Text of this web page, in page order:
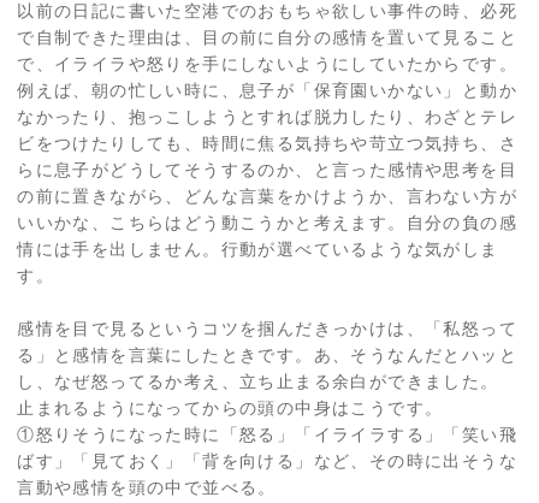
以前の日記に書いた空港でのおもちゃ欲しい事件の時、必死
で自制できた理由は、目の前に自分の感情を置いて見ること
で、イライラや怒りを手にしないようにしていたからです。
例えば、朝の忙しい時に、息子が「保育園いかない」と動か
なかったり、抱っこしようとすれば脱力したり、わざとテレ
ビをつけたりしても、時間に焦る気持ちや苛立つ気持ち、さ
らに息子がどうしてそうするのか、と言った感情や思考を目
の前に置きながら、どんな言葉をかけようか、言わない方が
いいかな、こちらはどう動こうかと考えます。自分の負の感
情には手を出しません。行動が選べているような気がしま
す。
感情を目で見るというコツを掴んだきっかけは、「私怒って
る」と感情を言葉にしたときです。あ、そうなんだとハッと
し、なぜ怒ってるか考え、立ち止まる余白ができました。
止まれるようになってからの頭の中身はこうです。
①怒りそうになった時に「怒る」「イライラする」「笑い飛
ばす」「見ておく」「背を向ける」など、その時に出そうな
言動や感情を頭の中で並べる。